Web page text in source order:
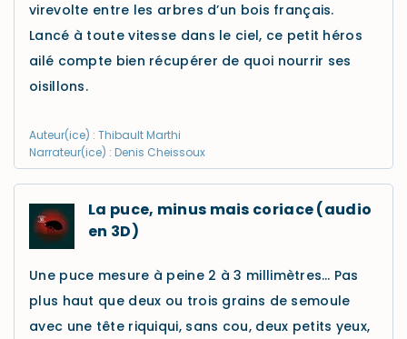
virevolte entre les arbres d’un bois français.
Lancé à toute vitesse dans le ciel, ce petit héros
ailé compte bien récupérer de quoi nourrir ses
oisillons.
Auteur(ice) : Thibault Marthi
Narrateur(ice) : Denis Cheissoux
La puce, minus mais coriace (audio
en 3D)
Une puce mesure à peine 2 à 3 millimètres… Pas
plus haut que deux ou trois grains de semoule
avec une tête riquiqui, sans cou, deux petits yeux,